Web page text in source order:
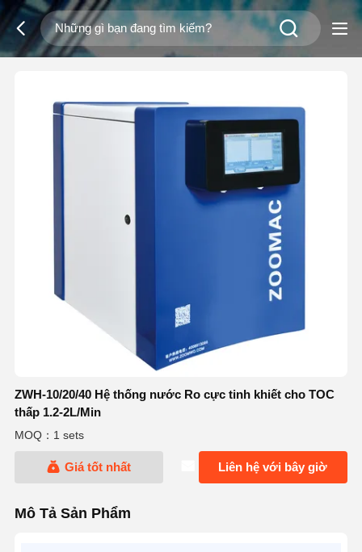
ZWH-10/20/40 Hệ thống nước Ro cực tinh khiết cho TOC
thấp 1.2-2L/Min
MOQ：1 sets
Giá tốt nhất Liên hệ với bây giờ
Mô Tả Sản Phẩm